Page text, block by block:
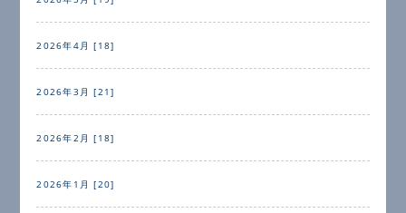
2026年4月 [18]
2026年3月 [21]
2026年2月 [18]
2026年1月 [20]